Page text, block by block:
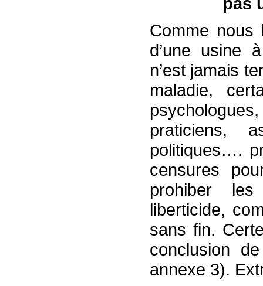
Comme nous
d’une usine
n’est jamais
maladie,
praticiens,
politiques….
censures
prohiber
liberticide,
sans fin.
conclusion
annexe 3).